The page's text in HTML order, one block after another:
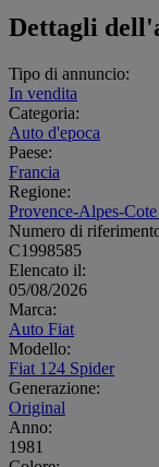
Dettagli
Tipo di annuncio:
In vendita
Categoria:
Auto d'epoca
Paese:
Francia
Regione:
Provence-Alpes-
Numero di
C1998585
Elencato il:
05/08/2026
Marca:
Auto Fiat
Modello:
Fiat 124 Spider
Generazione:
Original
Anno:
1981